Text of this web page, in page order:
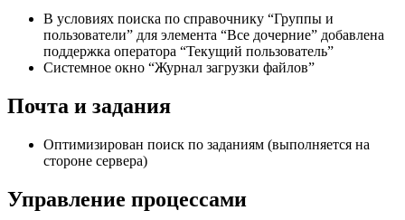
В условиях поиска по справочнику “Группы и
пользователи” для элемента “Все дочерние” добавлена
поддержка оператора “Текущий пользователь”
Системное окно “Журнал загрузки файлов”
Почта и задания
Оптимизирован поиск по заданиям (выполняется на
стороне сервера)
Управление процессами